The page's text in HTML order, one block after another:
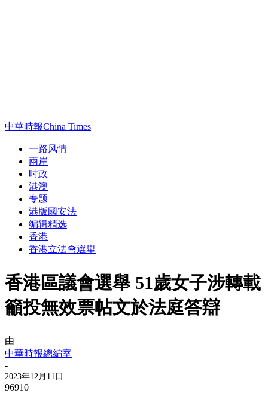
中華時報China Times
一路风情
兩岸
时政
港澳
专题
港版國安法
编辑精选
香港
香港立法會選舉
香港區議會選舉 51歲女子涉轉載
籲投無效票帖文於法庭答辯
由
中華時報總編室
-
2023年12月11日
96910